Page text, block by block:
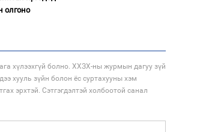
олгоно
хүлээхгүй болно. ХХЗХ-ны журмын дагуу зүй
хууль зүйн болон ёс суртахууны хэм
эрхтэй. Сэтгэгдэлтэй холбоотой санал